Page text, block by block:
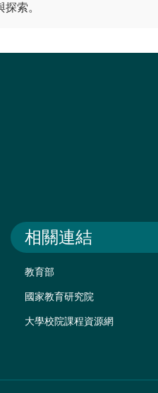
索。
相關連結
教育部
國家教育研究院
大學校院課程資源網